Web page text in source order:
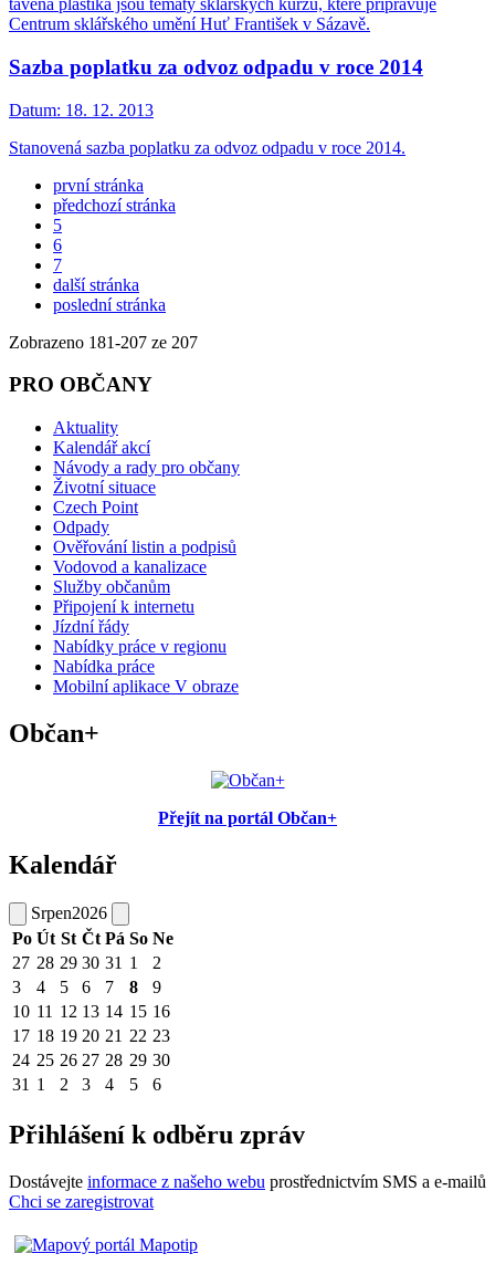
tavená plastika jsou tématy sklářských kurzů, které připravuje
Centrum sklářského umění Huť František v Sázavě.
Sazba poplatku za odvoz odpadu v roce 2014
Datum: 18. 12. 2013
Stanovená sazba poplatku za odvoz odpadu v roce 2014.
první stránka
předchozí stránka
5
6
7
další stránka
poslední stránka
Zobrazeno 181-207 ze 207
PRO OBČANY
Aktuality
Kalendář akcí
Návody a rady pro občany
Životní situace
Czech Point
Odpady
Ověřování listin a podpisů
Vodovod a kanalizace
Služby občanům
Připojení k internetu
Jízdní řády
Nabídky práce v regionu
Nabídka práce
Mobilní aplikace V obraze
Občan+
Přejít na portál Občan+
Kalendář
Srpen2026
Po Út St Čt Pá So Ne
27 28 29 30 31 1
2
3
4 5 6 7 8
9
10 11 12 13 14 15 16
17 18 19 20 21 22 23
24 25 26 27 28 29 30
31 1 2 3 4 5 6
Přihlášení k odběru zpráv
Dostávejte informace z našeho webu prostřednictvím SMS a e-mailů
Chci se zaregistrovat